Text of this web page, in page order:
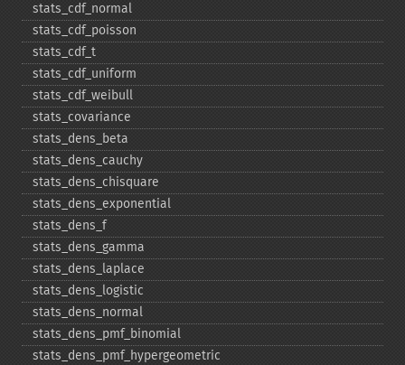
stats_​cdf_​normal
stats_​cdf_​poisson
stats_​cdf_​t
stats_​cdf_​uniform
stats_​cdf_​weibull
stats_​covariance
stats_​dens_​beta
stats_​dens_​cauchy
stats_​dens_​chisquare
stats_​dens_​exponential
stats_​dens_​f
stats_​dens_​gamma
stats_​dens_​laplace
stats_​dens_​logistic
stats_​dens_​normal
stats_​dens_​pmf_​binomial
stats_​dens_​pmf_​hypergeometric